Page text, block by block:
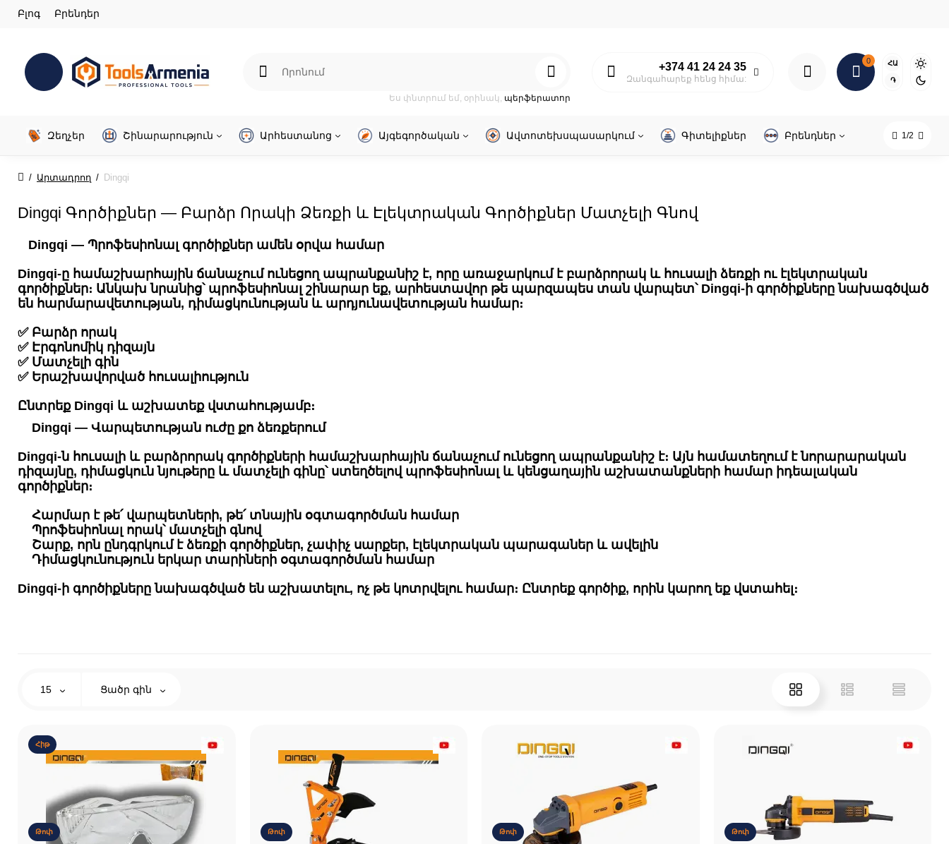
Բլոգ Բրենդեր
+374 41 24 24 35
Զանգահարեք հենց հիմա:
Ես փնտրում եմ, օրինակ, պերֆերատոր
0 ՀԱ
֏
Զեղչեր Շինարարություն Արհեստանոց Այգեգործական Ավտոտեխսպասարկում Գիտելիքներ Բրենդներ 1/2
Արտադրող Dingqi
Dingqi Գործիքներ — Բարձր Որակի Ձեռքի և Էլեկտրական Գործիքներ Մատչելի Գնով
Dingqi — Պրոֆեսիոնալ գործիքներ ամեն օրվա համար
Dingqi-ը համաշխարհային ճանաչում ունեցող ապրանքանիշ է, որը առաջարկում է բարձրորակ և հուսալի ձեռքի ու էլեկտրական
գործիքներ։ Անկախ նրանից՝ պրոֆեսիոնալ շինարար եք, արհեստավոր թե պարզապես տան վարպետ՝ Dingqi-ի գործիքները նախագծված
են հարմարավետության, դիմացկունության և արդյունավետության համար։
✅ Բարձր որակ
✅ Էրգոնոմիկ դիզայն
✅ Մատչելի գին
✅ Երաշխավորված հուսալիություն
Ընտրեք Dingqi և աշխատեք վստահությամբ։
Dingqi — Վարպետության ուժը քո ձեռքերում
Dingqi-ն հուսալի և բարձրորակ գործիքների համաշխարհային ճանաչում ունեցող ապրանքանիշ է։ Այն համատեղում է նորարարական
դիզայնը, դիմացկուն նյութերը և մատչելի գինը՝ ստեղծելով պրոֆեսիոնալ և կենցաղային աշխատանքների համար իդեալական
գործիքներ։
Հարմար է թե՛ վարպետների, թե՛ տնային օգտագործման համար
Պրոֆեսիոնալ որակ՝ մատչելի գնով
Շարք, որն ընդգրկում է ձեռքի գործիքներ, չափիչ սարքեր, էլեկտրական պարագաներ և ավելին
Դիմացկունություն երկար տարիների օգտագործման համար
Dingqi-ի գործիքները նախագծված են աշխատելու, ոչ թե կոտրվելու համար։ Ընտրեք գործիք, որին կարող եք վստահել։
15 Ցածր գին
Հիթ
Թոփ Թոփ Թոփ Թոփ